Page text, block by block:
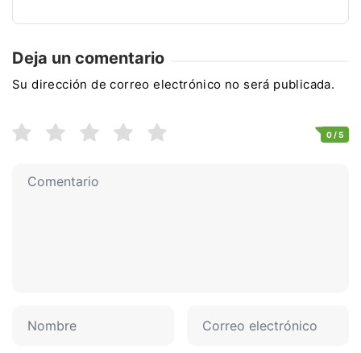
Deja un comentario
Su dirección de correo electrónico no será publicada.
0/ 5